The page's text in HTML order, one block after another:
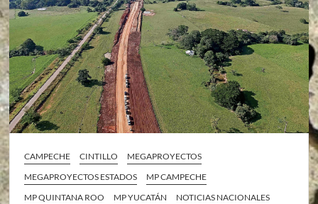
CAMPECHE CINTILLO
MEGAPROYECTOS
MEGAPROYECTOS ESTADOS
MP CAMPECHE
MP QUINTANA ROO
MP YUCATÁN
NOTICIAS NACIONALES